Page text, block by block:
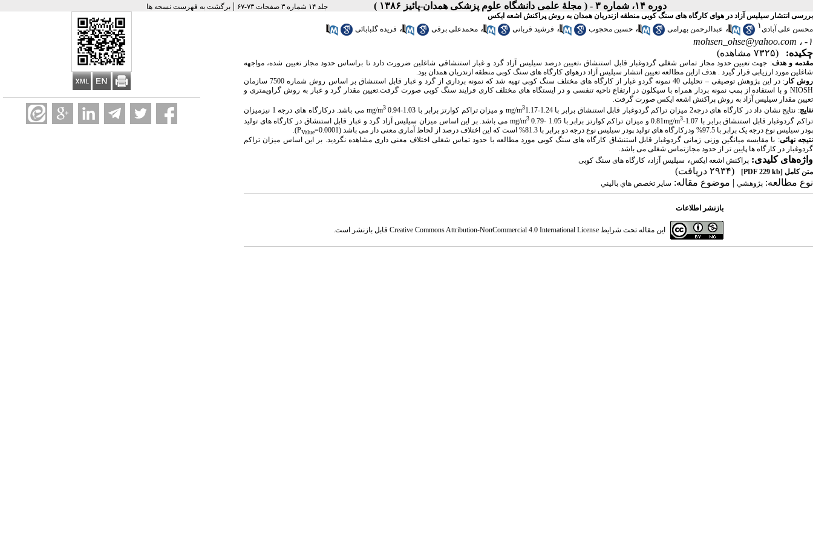
دوره ۱۴، شماره ۳ - ( مجلۀ علمی دانشگاه علوم پزشکی همدان-پائيز ۱۳۸۶ ) جلد ۱۴ شماره ۳ صفحات ۷۳-۶۷ | برگشت به فهرست نسخه ها
بررسی انتشار سیلیس آزاد در هوای کارگاه های سنگ کوبی منطقه ازندریان همدان به روش پراکنش اشعه ایکس
محسن علی آبادی۱ ، عبدالرحمن بهرامی ، حسین محجوب ، فرشید قربانی ، محمدعلی برقی ، فریده گلبابائی
۱- ،
mohsen_ohse@yahoo.com
چکیده:
(۷۳۲۵ مشاهده)
مقدمه و هدف: جهت تعیین حدود مجاز تماس شغلی گردوغبار قابل استنشاق ،تعیین درصد سیلیس آزاد گرد و غبار استنشاقی شاغلین ضرورت دارد تا براساس حدود مجاز تعیین شده، مواجهه
شاغلین مورد ارزیابی قرار گیرد . هدف ازاین مطالعه تعیین انتشار سیلیس آزاد درهوای کارگاه های سنگ کوبی منطقه ازندریان همدان بود.
روش کار
: در این پژوهش توصیفی – تحلیلی 40 نمونه گردو غبار از کارگاه های مختلف سنگ کوبی تهیه شد که نمونه برداری از گرد و غبار قابل استنشاق بر اساس روش شماره 7500 سازمان
NIOSH و با استفاده از پمپ نمونه بردار همراه با سیکلون در ارتفاع ناحیه تنفسی و در ایستگاه های مختلف کاری فرایند سنگ کوبی صورت گرفت.تعیین مقدار گرد و غبار به روش گراویمتری و
تعیین مقدار سیلیس آزاد به روش پراکنش اشعه ایکس صورت گرفت.
نتایج: نتایج نشان داد در کارگاه های درجه2 میزان تراکم گردوغبار قابل استنشاق برابر با mg/m 31.17-1.24 و میزان تراکم کوارتز برابر با 1.03-0.94 mg/m 3
می باشد. درکارگاه های درجه 1 نیزمیزان
تراکم گردوغبار قابل استنشاق برابر با 1.07-0.81mg/m
3 و میزان تراکم کوارتز برابر با 1.05 -0.79 mg/m 3
می باشد. بر این اساس میزان سیلیس آزاد گرد و غبار قابل استنشاق در کارگاه های تولید
پودر سیلیس نوع درجه یک برابر با 97.5% ودرکارگاه های تولید پودر سیلیس نوع درجه دو برابر با 81.3% است که این اختلاف درصد از لحاظ آماری معنی دار می باشد (P
Value=0.0001).
نتیجه نهائی: با مقایسه میانگین وزنی زمانی گردوغبار قابل استنشاق کارگاه های سنگ کوبی مورد مطالعه با حدود تماس شغلی اختلاف معنی داری مشاهده نگردید. بر این اساس میزان تراکم
گردوغبار در کارگاه ها پایین تر از حدود مجازتماس شغلی می باشد.
واژه‌های کلیدی: پراکنش اشعه ایکس، سیلیس آزاد، کارگاه های سنگ کوبی
متن کامل [PDF 229 kb]
(۲۹۳۴ دریافت)
نوع مطالعه: پژوهشي | موضوع مقاله: سایر تخصص هاي باليني
بازنشر اطلاعات
این مقاله تحت شرایط Creative Commons Attribution-NonCommercial 4.0 International Licenseقابل بازنشر است.